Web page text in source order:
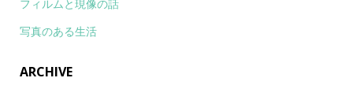
フィルムと現像の話
写真のある生活
ARCHIVE